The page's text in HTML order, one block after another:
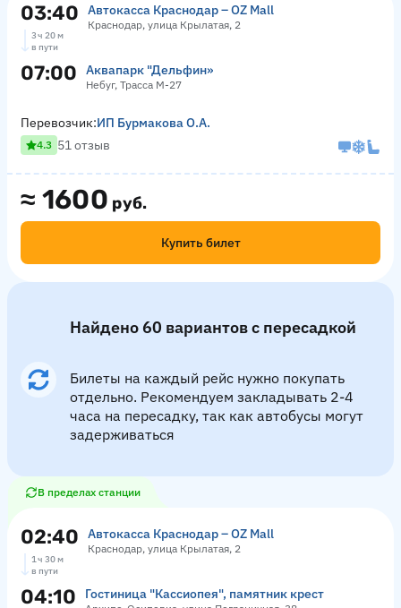
03:40 Автокасса Краснодар – OZ Mall
Краснодар, улица Крылатая, 2
3 ч 20 м
в пути
07:00 Аквапарк "Дельфин»
Небуг, Трасса М-27
≈ 1600 руб.
Купить билет
Перевозчик:ИП Бурмакова О.А.
4.3 51 отзыв
Найдено 60 вариантов с пересадкой
Билеты на каждый рейс нужно покупать
отдельно. Рекомендуем закладывать 2-4
часа на пересадку, так как автобусы могут
задерживаться
В пределах станции
02:40 Автокасса Краснодар – OZ Mall
Краснодар, улица Крылатая, 2
1 ч 30 м
в пути
04:10 Гостиница "Кассиопея", памятник крест